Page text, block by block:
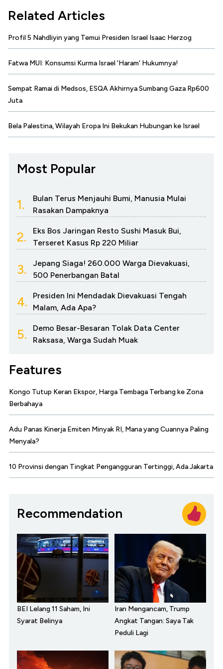
Related Articles
Profil 5 Nahdliyin yang Temui Presiden Israel Isaac Herzog
Fatwa MUI: Konsumsi Kurma Israel 'Haram' Hukumnya!
Sempat Ramai di Medsos, ESQA Akhirnya Sumbang Gaza Rp600
Juta
Bela Palestina, Wilayah Eropa Ini Bekukan Hubungan ke Israel
Most Popular
1.
Bulan Terus Menjauhi Bumi, Manusia Mulai
Rasakan Dampaknya
2.
Eks Bos Jaringan Resto Sushi Masuk Bui,
Terseret Kasus Rp 220 Miliar
3.
Jepang Siaga! 260.000 Warga Dievakuasi,
500 Penerbangan Batal
4.
Presiden Ini Mendadak Dievakuasi Tengah
Malam, Ada Apa?
5.
Demo Besar-Besaran Tolak Data Center
Raksasa, Warga Sudah Muak
Features
Kongo Tutup Keran Ekspor, Harga Tembaga Terbang ke Zona
Berbahaya
Adu Panas Kinerja Emiten Minyak RI, Mana yang Cuannya Paling
Menyala?
10 Provinsi dengan Tingkat Pengangguran Tertinggi, Ada Jakarta
Recommendation
BEI Lelang 11 Saham, Ini
Syarat Belinya
Iran Mengancam, Trump
Angkat Tangan: Saya Tak
Peduli Lagi